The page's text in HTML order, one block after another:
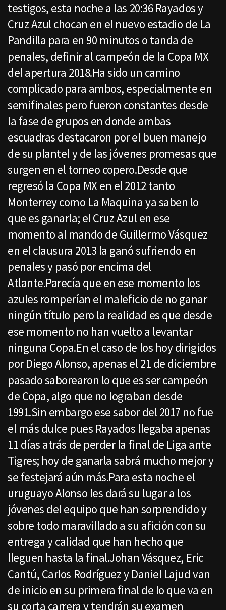
testigos, esta noche a las 20:36 Rayados y
Cruz Azul chocan en el nuevo estadio de La
Pandilla para en 90 minutos o tanda de
penales, definir al campeón de la Copa MX
del apertura 2018.Ha sido un camino
complicado para ambos, especialmente en
semifinales pero fueron constantes desde
la fase de grupos en donde ambas
escuadras destacaron por el buen manejo
de su plantel y de las jóvenes promesas que
surgen en el torneo copero.Desde que
regresó la Copa MX en el 2012 tanto
Monterrey como La Maquina ya saben lo
que es ganarla; el Cruz Azul en ese
momento al mando de Guillermo Vásquez
en el clausura 2013 la ganó sufriendo en
penales y pasó por encima del
Atlante.Parecía que en ese momento los
azules romperían el maleficio de no ganar
ningún título pero la realidad es que desde
ese momento no han vuelto a levantar
ninguna Copa.En el caso de los hoy dirigidos
por Diego Alonso, apenas el 21 de diciembre
pasado saborearon lo que es ser campeón
de Copa, algo que no lograban desde
1991.Sin embargo ese sabor del 2017 no fue
el más dulce pues Rayados llegaba apenas
11 días atrás de perder la final de Liga ante
Tigres; hoy de ganarla sabrá mucho mejor y
se festejará aún más.Para esta noche el
uruguayo Alonso les dará su lugar a los
jóvenes del equipo que han sorprendido y
sobre todo maravillado a su afición con su
entrega y calidad que han hecho que
lleguen hasta la final.Johan Vásquez, Eric
Cantú, Carlos Rodríguez y Daniel Lajud van
de inicio en su primera final de lo que va en
su corta carrera y tendrán su examen